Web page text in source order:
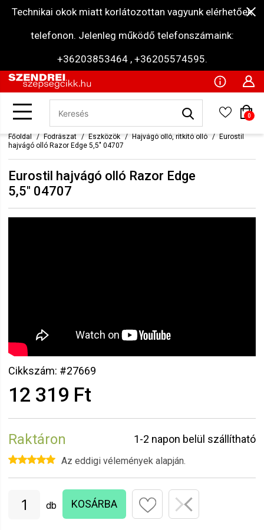
Technikai okok miatt korlátozottan vagyunk elérhetőek
telefonon. Jelenleg működő telefonszámaink:
+36203853464 , +36205574595.
0
Főoldal Fodrászat Eszközök Hajvágó olló, ritkító olló
Eurostil
hajvágó olló Razor Edge 5,5" 04707
Eurostil hajvágó olló Razor Edge
5,5" 04707
Cikkszám: #27669
12 319 Ft
Raktáron 1-2 napon belül szállítható
Az eddigi vélemények alapján.
db KOSÁRBA